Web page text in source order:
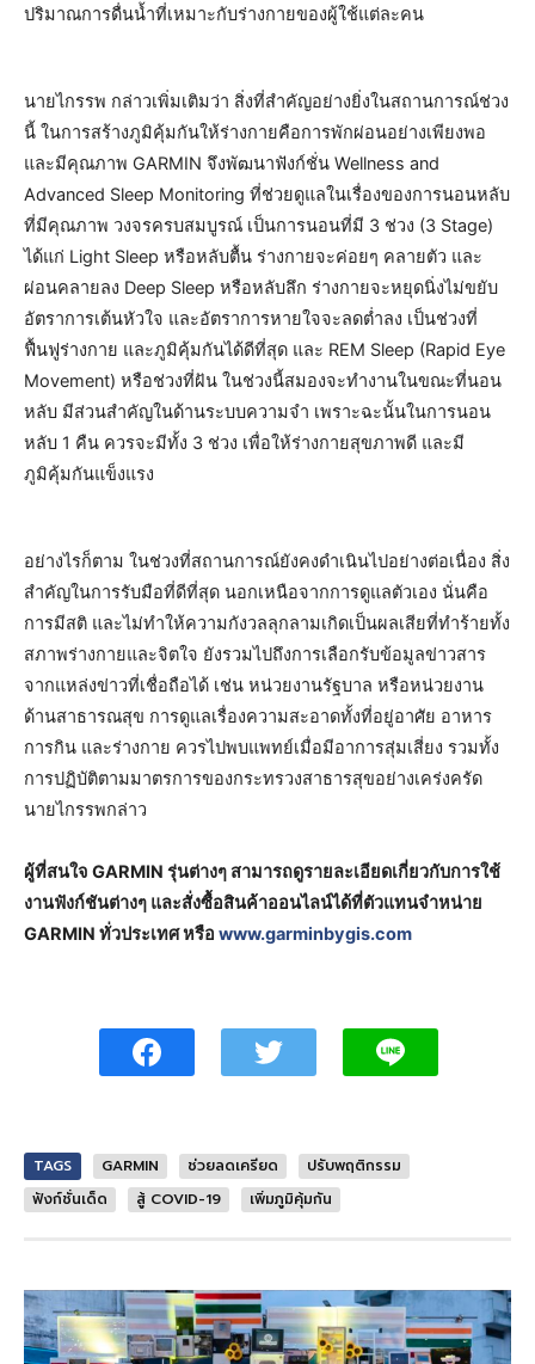
ปริมาณการดื่นน้ำที่เหมาะกับร่างกายของผู้ใช้แต่ละคน
นายไกรรพ กล่าวเพิ่มเติมว่า สิ่งที่สำคัญอย่างยิ่งในสถานการณ์ช่วง
นี้ ในการสร้างภูมิคุ้มกันให้ร่างกายคือการพักผ่อนอย่างเพียงพอ
และมีคุณภาพ GARMIN จึงพัฒนาฟังก์ชั่น Wellness and
Advanced Sleep Monitoring ที่ช่วยดูแลในเรื่องของการนอนหลับ
ที่มีคุณภาพ วงจรครบสมบูรณ์ เป็นการนอนที่มี 3 ช่วง (3 Stage)
ได้แก่ Light Sleep หรือหลับตื้น ร่างกายจะค่อยๆ คลายตัว และ
ผ่อนคลายลง Deep Sleep หรือหลับลึก ร่างกายจะหยุดนิ่งไม่ขยับ
อัตราการเต้นหัวใจ และอัตราการหายใจจะลดต่ำลง เป็นช่วงที่
ฟื้นฟูร่างกาย และภูมิคุ้มกันได้ดีที่สุด และ REM Sleep (Rapid Eye
Movement) หรือช่วงที่ฝัน ในช่วงนี้สมองจะทำงานในขณะที่นอน
หลับ มีส่วนสำคัญในด้านระบบความจำ เพราะฉะนั้นในการนอน
หลับ 1 คืน ควรจะมีทั้ง 3 ช่วง เพื่อให้ร่างกายสุขภาพดี และมี
ภูมิคุ้มกันแข็งแรง
อย่างไรก็ตาม ในช่วงที่สถานการณ์ยังคงดำเนินไปอย่างต่อเนื่อง สิ่ง
สำคัญในการรับมือที่ดีที่สุด นอกเหนือจากการดูแลตัวเอง นั่นคือ
การมีสติ และไม่ทำให้ความกังวลลุกลามเกิดเป็นผลเสียที่ทำร้ายทั้ง
สภาพร่างกายและจิตใจ ยังรวมไปถึงการเลือกรับข้อมูลข่าวสาร
จากแหล่งข่าวที่เชื่อถือได้ เช่น หน่วยงานรัฐบาล หรือหน่วยงาน
ด้านสาธารณสุข การดูแลเรื่องความสะอาดทั้งที่อยู่อาศัย อาหาร
การกิน และร่างกาย ควรไปพบแพทย์เมื่อมีอาการสุ่มเสี่ยง รวมทั้ง
การปฏิบัติตามมาตรการของกระทรวงสาธารสุขอย่างเคร่งครัด
นายไกรรพกล่าว
ผู้ที่สนใจ GARMIN รุ่นต่างๆ สามารถดูรายละเอียดเกี่ยวกับการใช้
งานฟังก์ชันต่างๆ และสั่งซื้อสินค้าออนไลน์ได้ที่ตัวแทนจำหน่าย
GARMIN ทั่วประเทศ หรือ www.garminbygis.com
TAGS GARMIN ช่วยลดเครียด
ปรับพฤติกรรม
ฟังก์ชั่นเด็ด
สู้ COVID-19 เพิ่มภูมิคุ้มกัน